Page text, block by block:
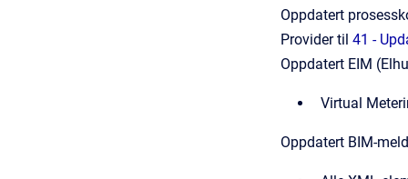
Oppdatert
Provider til 41 -
Oppdatert EIM
Virtual
Oppdatert BIM-